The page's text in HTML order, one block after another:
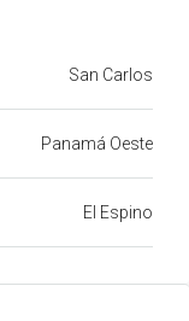
San Carlos
Panamá Oeste
El Espino